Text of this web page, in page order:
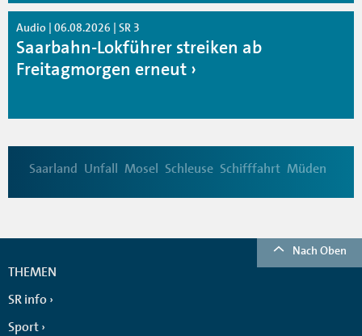
Audio | 06.08.2026 | SR 3
Saarbahn-Lokführer streiken ab
Freitagmorgen erneut
Saarland Unfall Mosel Schleuse Schifffahrt Müden
Nach Oben
THEMEN
SR info
Sport